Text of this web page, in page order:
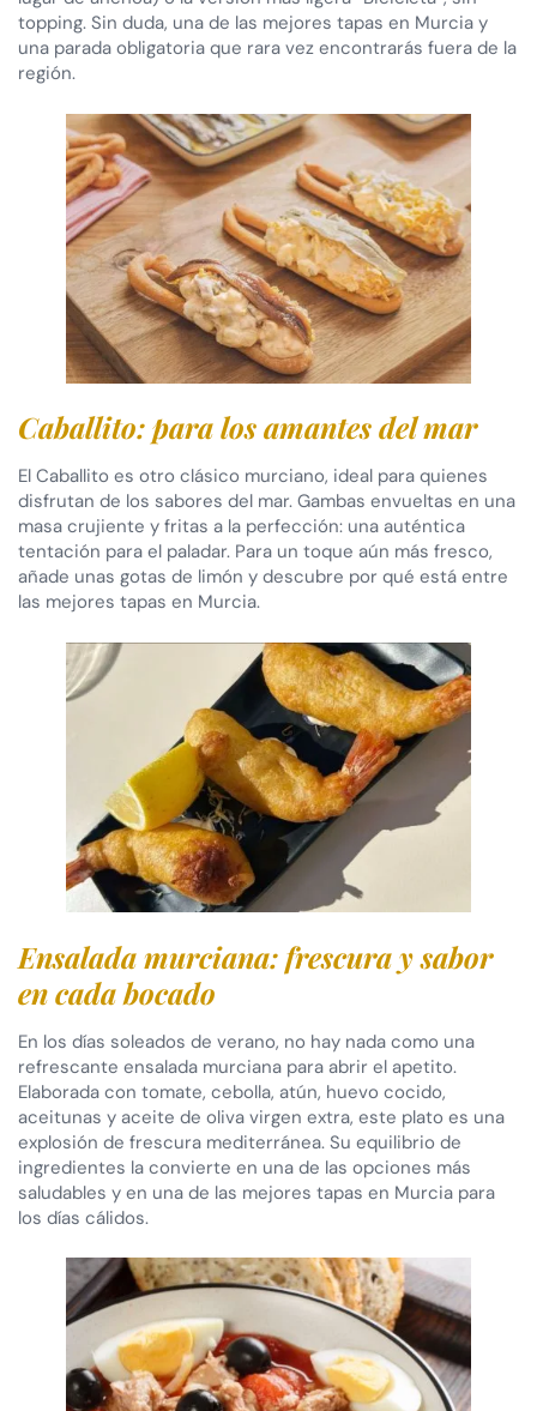
topping. Sin duda, una de las mejores tapas en Murcia y
una parada obligatoria que rara vez encontrarás fuera de la
región.
Caballito: para los amantes del mar
El Caballito es otro clásico murciano, ideal para quienes
disfrutan de los sabores del mar. Gambas envueltas en una
masa crujiente y fritas a la perfección: una auténtica
tentación para el paladar. Para un toque aún más fresco,
añade unas gotas de limón y descubre por qué está entre
las mejores tapas en Murcia.
Ensalada murciana: frescura y sabor
en cada bocado
En los días soleados de verano, no hay nada como una
refrescante ensalada murciana para abrir el apetito.
Elaborada con tomate, cebolla, atún, huevo cocido,
aceitunas y aceite de oliva virgen extra, este plato es una
explosión de frescura mediterránea. Su equilibrio de
ingredientes la convierte en una de las opciones más
saludables y en una de las mejores tapas en Murcia para
los días cálidos.